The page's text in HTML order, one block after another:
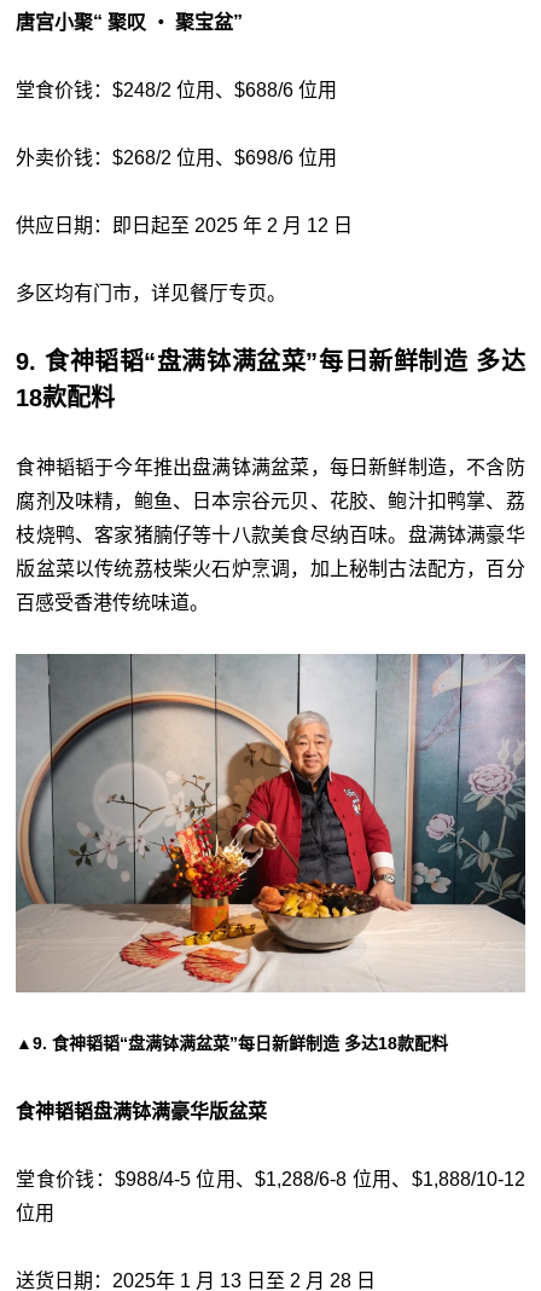
唐宫小聚“ 聚叹 ‧ 聚宝盆”
堂食价钱：$248/2 位用、$688/6 位用
外卖价钱：$268/2 位用、$698/6 位用
供应日期：即日起至 2025 年 2 月 12 日
多区均有门市，详见餐厅专页。
9. 食神韬韬“盘满钵满盆菜”每日新鲜制造 多达
18款配料
食神韬韬于今年推出盘满钵满盆菜，每日新鲜制造，不含防
腐剂及味精，鲍鱼、日本宗谷元贝、花胶、鲍汁扣鸭掌、荔
枝烧鸭、客家猪腩仔等十八款美食尽纳百味。盘满钵满豪华
版盆菜以传统荔枝柴火石炉烹调，加上秘制古法配方，百分
百感受香港传统味道。
▲9. 食神韬韬“盘满钵满盆菜”每日新鲜制造 多达18款配料
食神韬韬盘满钵满豪华版盆菜
堂食价钱：$988/4-5 位用、$1,288/6-8 位用、$1,888/10-12
位用
送货日期：2025年 1 月 13 日至 2 月 28 日